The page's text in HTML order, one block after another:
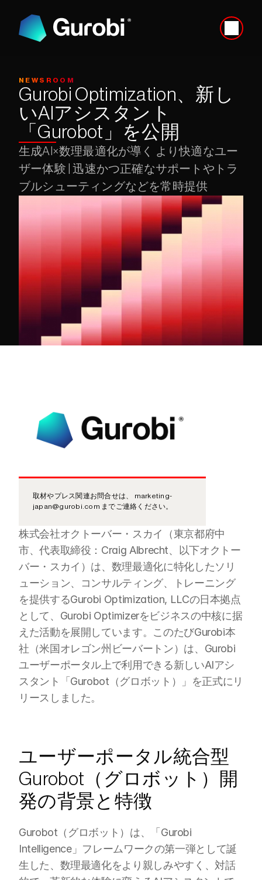
NEWSROOM
Gurobi Optimization、新し
いAIアシスタント
「Gurobot」を公開
生成AI×数理最適化が導く より快適なユー
ザー体験 | 迅速かつ正確なサポートやトラ
ブルシューティングなどを常時提供
取材やプレス関連お問合せは、 marketing-
japan@gurobi.com までご連絡ください。
株式会社オクトーバー・スカイ（東京都府中
市、代表取締役：Craig Albrecht、以下オクトー
バー・スカイ）は、数理最適化に特化したソリ
ューション、コンサルティング、トレーニング
を提供するGurobi Optimization, LLCの日本拠点
として、Gurobi Optimizerをビジネスの中核に据
えた活動を展開しています。このたびGurobi本
社（米国オレゴン州ビーバートン）は、Gurobi
ユーザーポータル上で利用できる新しいAIアシ
スタント「Gurobot（グロボット）」を正式にリ
リースしました。
ユーザーポータル統合型
Gurobot（グロボット）開
発の背景と特徴
Gurobot（グロボット）は、「Gurobi
Intelligence」フレームワークの第一弾として誕
生した、数理最適化をより親しみやすく、対話